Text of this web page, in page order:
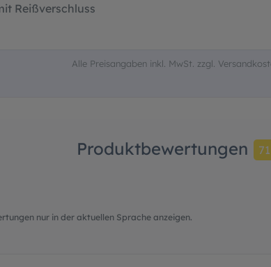
Reißverschluss
Alle Preisangaben inkl. MwSt. zzgl.
Produktbewertungen 71
nur in der aktuellen Sprache anzeigen.